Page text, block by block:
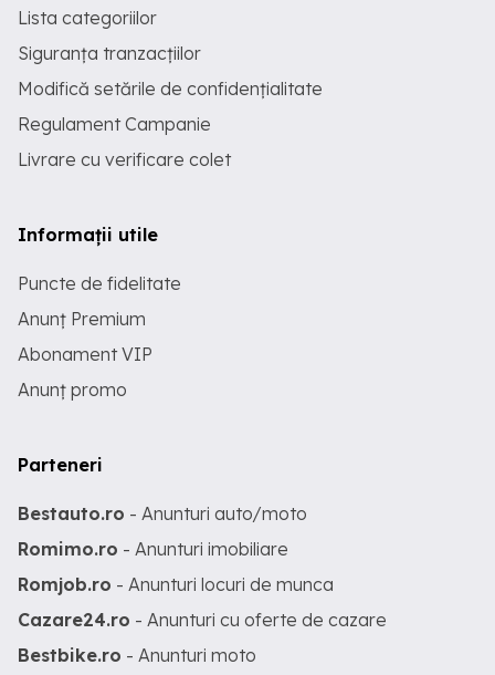
Lista categoriilor
Siguranța tranzacțiilor
Modifică setările de confidențialitate
Regulament Campanie
Livrare cu verificare colet
Informații utile
Puncte de fidelitate
Anunț Premium
Abonament VIP
Anunț promo
Parteneri
Bestauto.ro - Anunturi auto/moto
Romimo.ro - Anunturi imobiliare
Romjob.ro - Anunturi locuri de munca
Cazare24.ro - Anunturi cu oferte de cazare
Bestbike.ro - Anunturi moto